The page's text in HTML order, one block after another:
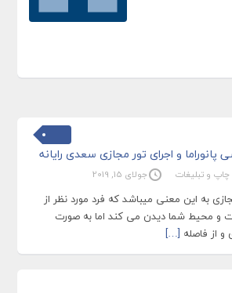
پانوراما و اجرای تور مجازی سعدی رایانه
چاپ و تبلیغات جولای 15, 2019
به این معنی میباشد که فرد مورد نظر از
و محیط شما دیدن می کند اما به صورت
و از فاصله […]